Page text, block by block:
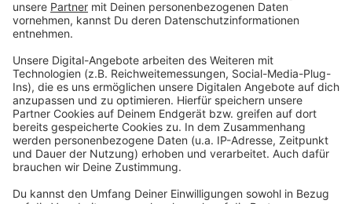
Bedeutung. Dazu hatte es Mitte Oktober eine
Schwerpunktkontrolle in Leverkusen gegeben.
Anzeige
Weitere Meldungen aus Leverkusen
Anzeige
Veranstalter ziehen Bilanz zu Leverkusener